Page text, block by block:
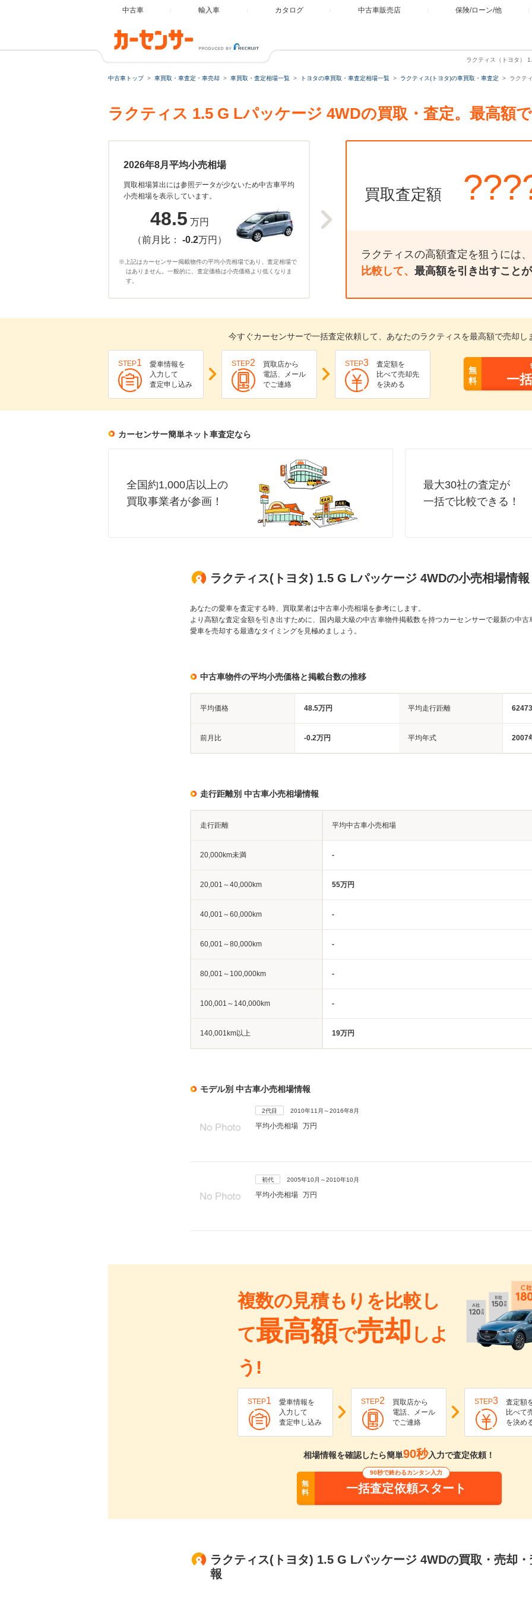
中古車 輸入車 カタログ 中古車販売店 保険/ローン/他
ラクティス（トヨタ）
中古車トップ 車買取・車査定・車売却 車買取・査定相場一覧 トヨタの車買取・車査定相場一覧 ラクティス(トヨタ)の車買取・車査定 ラクテ
ラクティス 1.5 G Lパッケージ 4WDの買取・査定。最高額
2026年8月平均小売相場
買取相場算出には参照データが少ないため中古車平均
小売相場を表示しています。
48.5 万円
（前月比： -0.2万円）
※上記はカーセンサー掲載物件の平均小売相場であり、査定相場で
はありません。一般的に、査定価格は小売価格より低くなりま
す。
買取査定額
ラクティスの高額査定を狙うには、
比較して、 最高額を引き出すことが
今すぐカーセンサーで一括査定依頼して、あなたのラクティスを最高額で売却し
STEP1
愛車情報を
入力して
査定申し込み
STEP2
買取店から
電話、メール
でご連絡
STEP3
査定額を
比べて売却先
を決める
無
料
一
カーセンサー簡単ネット車査定なら
全国約1,000店以上の
買取事業者が参画！
最大30社の査定が
一括で比較できる！
ラクティス(トヨタ) 1.5 G Lパッケージ 4WDの小売相場情報
あなたの愛車を査定する時、買取業者は中古車小売相場を参考にします。
より高額な査定金額を引き出すために、国内最大級の中古車物件掲載数を持つカーセンサーで最新の中古
愛車を売却する最適なタイミングを見極めましょう。
中古車物件の平均小売価格と掲載台数の推移
平均価格 48.5万円 平均走行距離
前月比 -0.2万円 平均年式 2007
走行距離別 中古車小売相場情報
走行距離 平均中古車小売相場
20,000km未満 -
20,001～40,000km 55万円
40,001～60,000km -
60,001～80,000km -
80,001～100,000km -
100,001～140,000km -
140,001km以上 19万円
モデル別 中古車小売相場情報
2代目 2010年11月～2016年8月
平均小売相場 万円
初代 2005年10月～2010年10月
平均小売相場 万円
複数の見積もりを比較し
て最高額で売却 しよ
う!
STEP1
愛車情報を
入力して
査定申し込み
STEP2
買取店から
電話、メール
でご連絡
STEP3
査定額
比べて
を決め
相場情報を確認したら簡単90秒入力で査定依頼！
無
料
90秒で終わるカンタン入力
一括査定依頼スタート
ラクティス(トヨタ) 1.5 G Lパッケージ 4WDの買取・売却
報